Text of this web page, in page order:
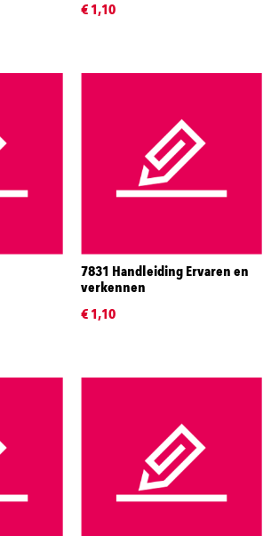
€ 1,10
7831 Handleiding Ervaren en
verkennen
€ 1,10